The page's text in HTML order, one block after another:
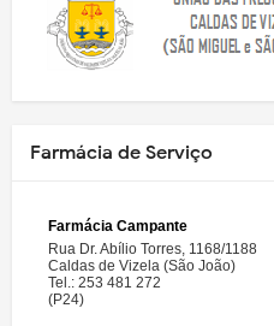
Farmácia de Serviço